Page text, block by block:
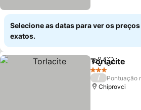
Selecione as datas para ver os preços
exatos.
Partilhar
Torlacite
3 Estrelas
/
Pontuação
Chiprovci